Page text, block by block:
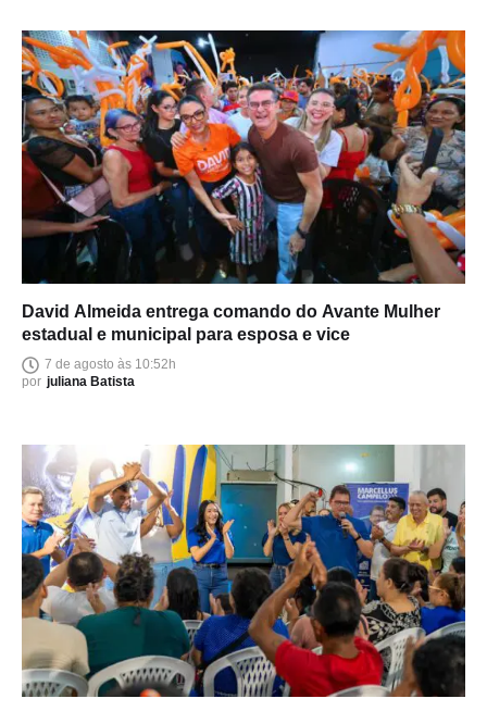
David Almeida entrega comando do Avante Mulher
estadual e municipal para esposa e vice
7 de agosto às 10:52h
por juliana Batista